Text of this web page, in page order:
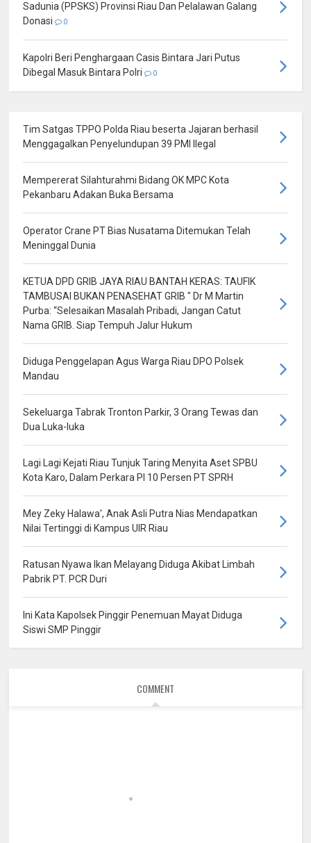
Sadunia (PPSKS) Provinsi Riau Dan Pelalawan Galang
Donasi
0
Kapolri Beri Penghargaan Casis Bintara Jari Putus
Dibegal Masuk Bintara Polri
0
Tim Satgas TPPO Polda Riau beserta Jajaran berhasil
Menggagalkan Penyelundupan 39 PMI Ilegal
Mempererat Silahturahmi Bidang OK MPC Kota
Pekanbaru Adakan Buka Bersama
Operator Crane PT Bias Nusatama Ditemukan Telah
Meninggal Dunia
KETUA DPD GRIB JAYA RIAU BANTAH KERAS: TAUFIK
TAMBUSAI BUKAN PENASEHAT GRIB " Dr M Martin
Purba: “Selesaikan Masalah Pribadi, Jangan Catut
Nama GRIB. Siap Tempuh Jalur Hukum
Diduga Penggelapan Agus Warga Riau DPO Polsek
Mandau
Sekeluarga Tabrak Tronton Parkir, 3 Orang Tewas dan
Dua Luka-luka
Lagi Lagi Kejati Riau Tunjuk Taring Menyita Aset SPBU
Kota Karo, Dalam Perkara PI 10 Persen PT SPRH
Mey Zeky Halawa', Anak Asli Putra Nias Mendapatkan
Nilai Tertinggi di Kampus UIR Riau
Ratusan Nyawa Ikan Melayang Diduga Akibat Limbah
Pabrik PT. PCR Duri
Ini Kata Kapolsek Pinggir Penemuan Mayat Diduga
Siswi SMP Pinggir
COMMENT